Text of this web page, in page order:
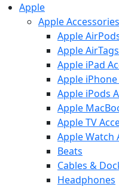
Apple
Apple Accessories
Apple
Apple
Apple iPad
Apple
Apple iPods
Apple
Apple TV
Apple Watch
Beats
Cables &
Headphones